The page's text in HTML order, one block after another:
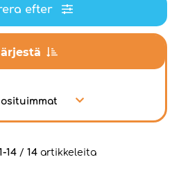
efter
14 / 14 artikkeleita